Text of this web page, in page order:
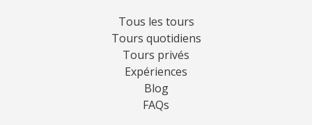
Tous les tours
Tours quotidiens
Tours privés
Expériences
Blog
FAQs